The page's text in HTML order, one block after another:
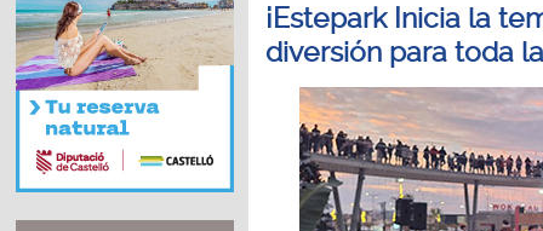
¡Estepark Inicia la
diversión para toda